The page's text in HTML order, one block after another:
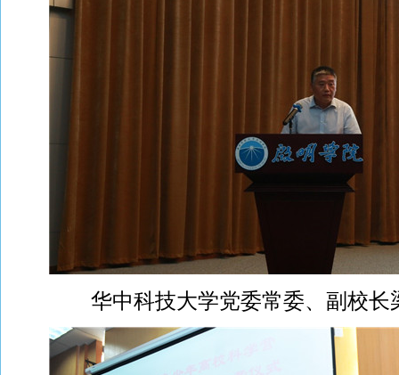
华中科技大学党委常委、副校长